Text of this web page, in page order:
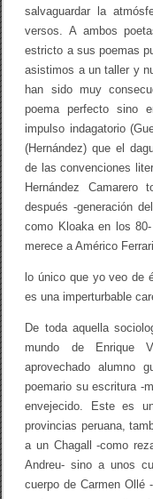
salvaguardar la
versos. A ambos
estricto a sus poemas
asistimos a un taller y
han sido muy
poema perfecto sino
impulso indagatorio
(Hernández) que el
de las convenciones
Hernández
después -generación
como Kloaka en los
merece a Américo
lo único que yo veo de
es una imperturbable
De toda aquella
mundo de Enrique
aprovechado alumno
poemario su escritura -
envejecido. Este es
provincias peruana,
a un Chagall -como
Andreu- sino a unos
cuerpo de Carmen Ollé